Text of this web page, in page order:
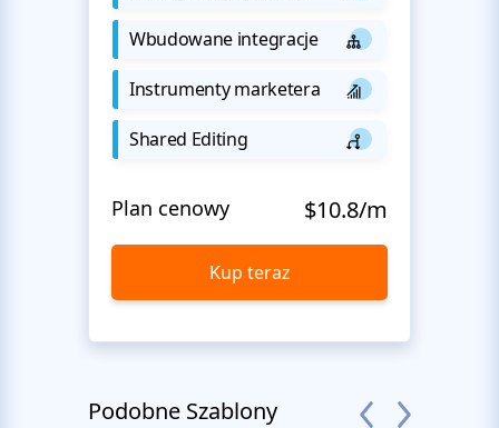
Wbudowane integracje
Instrumenty marketera
Shared Editing
Plan cenowy $10.8/m
Kup teraz
Podobne Szablony